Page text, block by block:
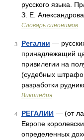
русского языка.
З. Е.
Словарь синонимов
3 Регалии —
принадлежащий
привилегии на
(судебных
разработки
Википедия
4 РЕГАЛИИ — (от
Европе
определенных